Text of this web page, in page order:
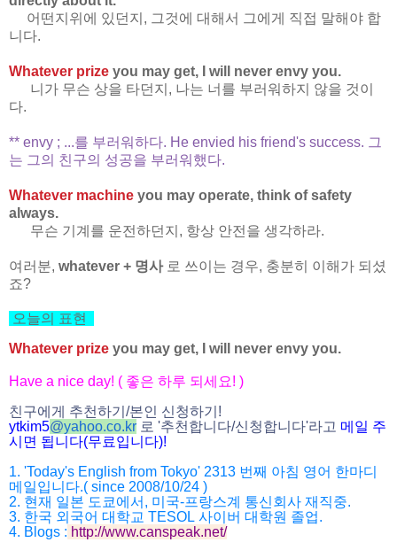
어떤지위에 있던지, 그것에 대해서 그에게 직접 말해야 합
니다.
Whatever prize you may get, I will never envy you.
니가 무슨 상을 타던지, 나는 너를 부러워하지 않을 것이
다.
** envy ; ...를 부러워하다. He envied his friend's success. 그
는 그의 친구의 성공을 부러워했다.
Whatever machine you may operate, think of safety
always.
무슨 기계를 운전하던지, 항상 안전을 생각하라.
여러분, whatever + 명사로 쓰이는 경우, 충분히 이해가 되셨
죠?
오늘의 표현
Whatever prize you may get, I will never envy you.
Have a nice day! ( 좋은 하루 되세요! )
친구에게 추천하기 /본인 신청하기 !
ytkim5@yahoo.co.kr 로 '추천합니다/신청합니다'라고 메일 주
시면 됩니다(무료입니다)!
1. 'Today's English from Tokyo' 2313 번째 아침 영어 한마디
메일입니다.( since 2008/10/24 )
2. 현재 일본 도쿄에서 , 미국-프랑스계 통신회사 재직중.
3. 한국 외국어 대학교 TESOL 사이버 대학원 졸업.
4. Blogs : http://www.canspeak.net/